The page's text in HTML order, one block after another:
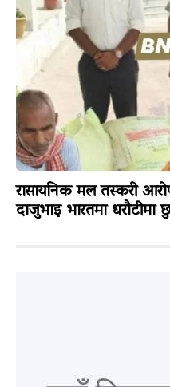
रासायनिक मल तस्करी
दाजुभाइ भारतमा धरौटीमा